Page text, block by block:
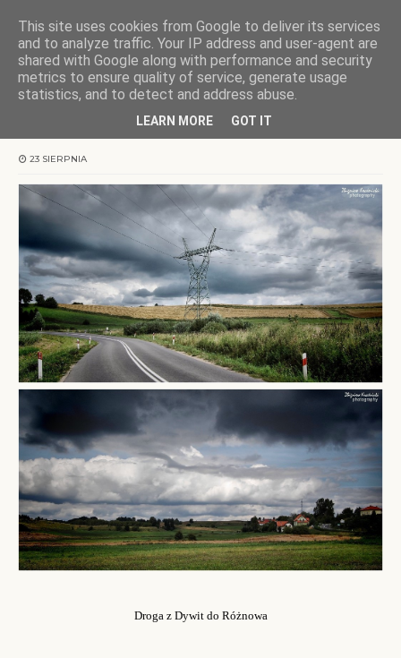
KOCHAMY WARMIĘ
Strona główna Warmia Burzowe impresje
Burzowe impresje
23 SIERPNIA
Droga z Dywit do Różnowa
This site uses cookies from Google to deliver its services
and to analyze traffic. Your IP address and user-agent are
shared with Google along with performance and security
metrics to ensure quality of service, generate usage
statistics, and to detect and address abuse.
LEARN MORE GOT IT